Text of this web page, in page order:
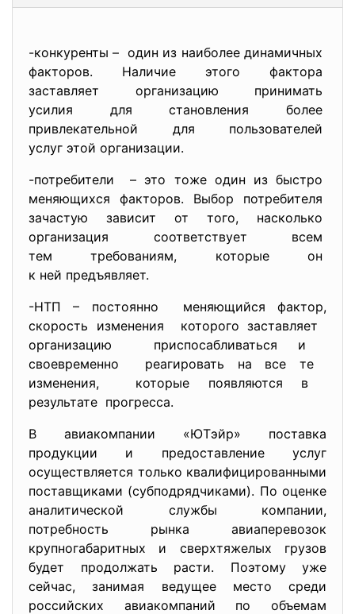
-конкуренты – один из наиболее динамичных
факторов. Наличие этого фактора
заставляет организацию принимать
усилия для становления более
привлекательной для пользователей
услуг этой организации.
-потребители – это тоже один из быстро
меняющихся факторов. Выбор потребителя
зачастую зависит от того, насколько
организация соответствует всем
тем требованиям, которые он
к ней предъявляет.
-НТП – постоянно меняющийся фактор,
скорость изменения которого заставляет
организацию приспосабливаться и
своевременно реагировать на все те
изменения, которые появляются в
результате прогресса.
В авиакомпании «ЮТэйр» поставка
продукции и предоставление услуг
осуществляется только квалифицированными
поставщиками (субподрядчиками). По оценке
аналитической службы компании,
потребность рынка авиаперевозок
крупногабаритных и сверхтяжелых грузов
будет продолжать расти. Поэтому уже
сейчас, занимая ведущее место среди
российских авиакомпаний по объемам